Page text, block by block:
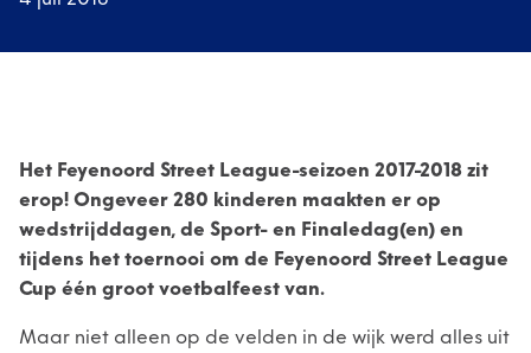
Het Feyenoord Street League-seizoen 2017-2018 zit
erop! Ongeveer 280 kinderen maakten er op
wedstrijddagen, de Sport- en Finaledag(en) en
tijdens het toernooi om de Feyenoord Street League
Cup één groot voetbalfeest van.
Maar niet alleen op de velden in de wijk werd alles uit